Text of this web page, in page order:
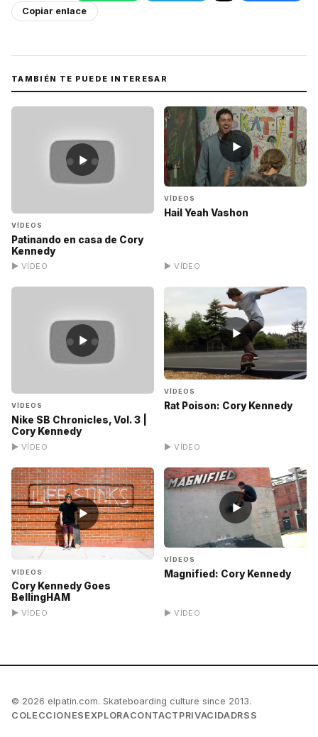
Copiar enlace
TAMBIÉN TE PUEDE INTERESAR
▶
VÍDEOS
Patinando en casa de Cory
Kennedy
▶ VÍDEO
▶
VÍDEOS
Hail Yeah Vashon
▶ VÍDEO
▶
VÍDEOS
Nike SB Chronicles, Vol. 3 |
Cory Kennedy
▶ VÍDEO
▶
VÍDEOS
Rat Poison: Cory Kennedy
▶ VÍDEO
▶
VÍDEOS
Cory Kennedy Goes
BellingHAM
▶ VÍDEO
▶
VÍDEOS
Magnified: Cory Kennedy
▶ VÍDEO
© 2026 elpatin.com. Skateboarding culture since 2013.
COLECCIONES EXPLORACONTACT PRIVACIDADRSS